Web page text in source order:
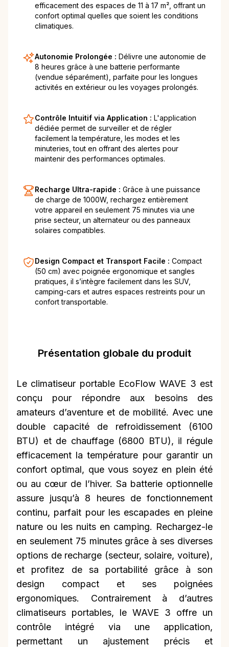
efficacement des espaces de 11 à 17 m², offrant un
confort optimal quelles que soient les conditions
climatiques.
Autonomie Prolongée : Délivre une autonomie de
8 heures grâce à une batterie performante
(vendue séparément), parfaite pour les longues
activités en extérieur ou les voyages prolongés.
Contrôle Intuitif via Application : L'application
dédiée permet de surveiller et de régler
facilement la température, les modes et les
minuteries, tout en offrant des alertes pour
maintenir des performances optimales.
Recharge Ultra-rapide : Grâce à une puissance
de charge de 1000W, rechargez entièrement
votre appareil en seulement 75 minutes via une
prise secteur, un alternateur ou des panneaux
solaires compatibles.
Design Compact et Transport Facile : Compact
(50 cm) avec poignée ergonomique et sangles
pratiques, il s’intègre facilement dans les SUV,
camping-cars et autres espaces restreints pour un
confort transportable.
Présentation globale du produit
Le climatiseur portable EcoFlow WAVE 3 est
conçu pour répondre aux besoins des
amateurs d’aventure et de mobilité. Avec une
double capacité de refroidissement (6100
BTU) et de chauffage (6800 BTU), il régule
efficacement la température pour garantir un
confort optimal, que vous soyez en plein été
ou au cœur de l’hiver. Sa batterie optionnelle
assure jusqu’à 8 heures de fonctionnement
continu, parfait pour les escapades en pleine
nature ou les nuits en camping. Rechargez-le
en seulement 75 minutes grâce à ses diverses
options de recharge (secteur, solaire, voiture),
et profitez de sa portabilité grâce à son
design compact et ses poignées
ergonomiques. Contrairement à d’autres
climatiseurs portables, le WAVE 3 offre un
contrôle intégré via une application,
permettant un ajustement précis et